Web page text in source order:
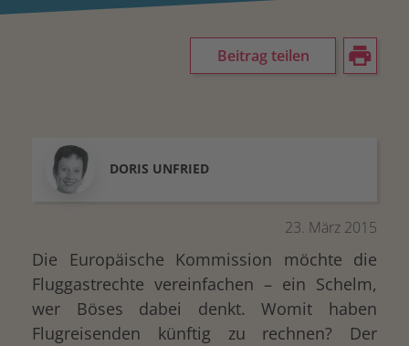
Beitrag teilen
DORIS UNFRIED
23. März 2015
Die Europäische Kommission möchte die
Fluggastrechte vereinfachen – ein Schelm,
wer Böses dabei denkt. Womit haben
Flugreisenden künftig zu rechnen? Der